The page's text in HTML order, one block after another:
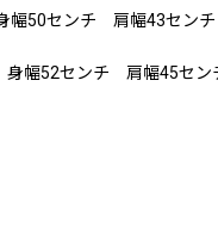
幅50センチ 肩幅43セン
身幅52センチ 肩幅45セ